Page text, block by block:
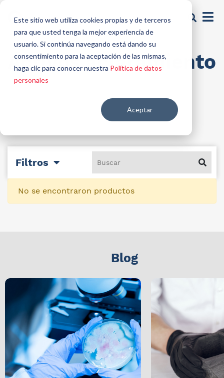
Este sitio web utiliza cookies propias y de terceros
para que usted tenga la mejor experiencia de
usuario. Si continúa navegando está dando su
consentimiento para la aceptación de las mismas,
haga clic para conocer nuestra Política de datos
personales
Aceptar
Activos aclaramiento
Filtros
No se encontraron productos
Blog